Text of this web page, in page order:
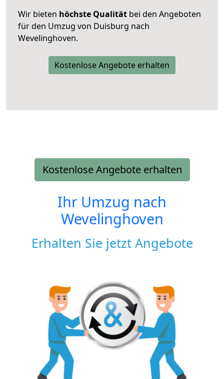
Wir bieten höchste Qualität bei den Angeboten
für den Umzug von Duisburg nach
Wevelinghoven.
Kostenlose Angebote erhalten
Kostenlose Angebote erhalten
Ihr Umzug nach
Wevelinghoven
Erhalten Sie jetzt Angebote